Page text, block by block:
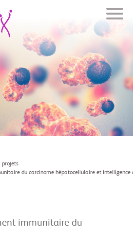
projets
du carcinome hépatocellulaire et intelligence
immunitaire du